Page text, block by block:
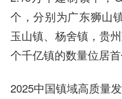
个，分别为广东狮山
玉山镇、杨舍镇，贵
个千亿镇的数量位居首
2025中国镇域高质量